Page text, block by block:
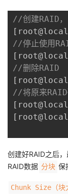
//创建RAID
[
//停止使用
[
//删除RAID
[
//将原来RAID
[
[
创建好RAID之后
RAID数据 分块 保
Chunk Size（块